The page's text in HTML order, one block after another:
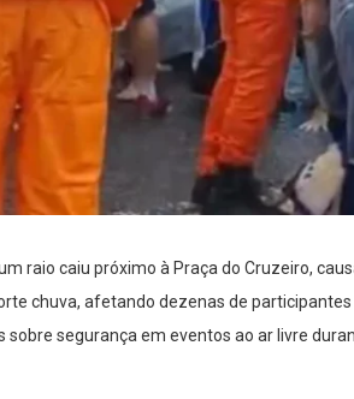
raio caiu próximo à Praça do Cruzeiro,
chuva, afetando dezenas de participantes
sobre segurança em eventos ao ar livre